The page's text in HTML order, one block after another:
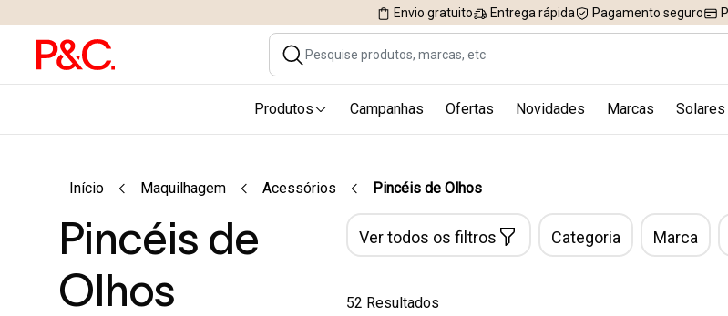
Envio gratuito Entrega rápida Pagamento seguro
Produtos Campanhas Ofertas Novidades Marcas
Início Maquilhagem Acessórios Pincéis de Olhos
Pincéis de
Olhos
Ver todos os filtros Categoria Marca
52 Resultados